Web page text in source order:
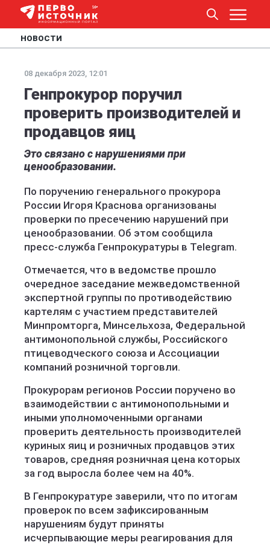
НОВОСТИ
08 декабря 2023, 12:01
Генпрокурор поручил
проверить производителей и
продавцов яиц
Это связано с нарушениями при
ценообразовании.
По поручению генерального прокурора
России Игоря Краснова организованы
проверки по пресечению нарушений при
ценообразовании. Об этом сообщила
пресс-служба Генпрокуратуры в Telegram.
Отмечается, что в ведомстве прошло
очередное заседание межведомственной
экспертной группы по противодействию
картелям с участием представителей
Минпромторга, Минсельхоза, Федеральной
антимонопольной службы, Российского
птицеводческого союза и Ассоциации
компаний розничной торговли.
Прокурорам регионов России поручено во
взаимодействии с антимонопольными и
иными уполномоченными органами
проверить деятельность производителей
куриных яиц и розничных продавцов этих
товаров, средняя розничная цена которых
за год выросла более чем на 40%.
В Генпрокуратуре заверили, что по итогам
проверок по всем зафиксированным
нарушениям будут приняты
исчерпывающие меры реагирования для